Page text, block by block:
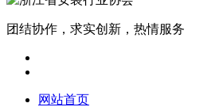
团结协作，求实创新，热情服务
网站首页